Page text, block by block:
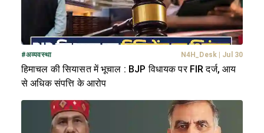
#अव्यवस्था N4H_Desk| Jul 30
हिमाचल की सियासत में भूचाल : BJP विधायक पर FIR दर्ज, आय
से अधिक संपत्ति के आरोप